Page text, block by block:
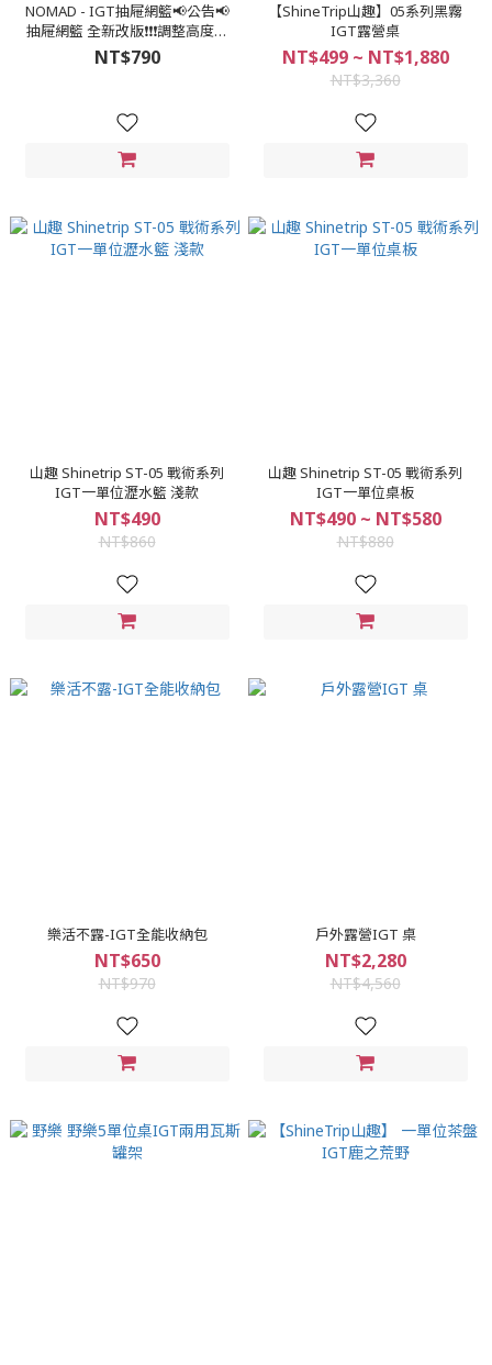
NOMAD - IGT抽屜網籃📢公告📢
抽屜網籃 全新改版❗❗❗調整高度可
以適應更多IGT桌修改了LOGO可
以有更多用途～陸續到貨~
NT$790
【ShineTrip山趣】05系列黑霧
IGT露營桌
NT$499 ~ NT$1,880
NT$3,360
山趣 Shinetrip ST-05 戰術系列
IGT一單位瀝水籃 淺款
NT$490
NT$860
山趣 Shinetrip ST-05 戰術系列
IGT一單位桌板
NT$490 ~ NT$580
NT$880
樂活不露-IGT全能收納包
NT$650
NT$970
戶外露營IGT 桌
NT$2,280
NT$4,560